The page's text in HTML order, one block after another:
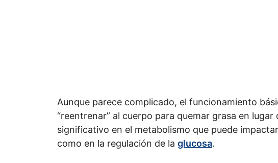
Aunque parece complicado, el funcionamiento
“reentrenar” al cuerpo para quemar grasa en
significativo en el metabolismo que puede
como en la regulación de la glucosa.